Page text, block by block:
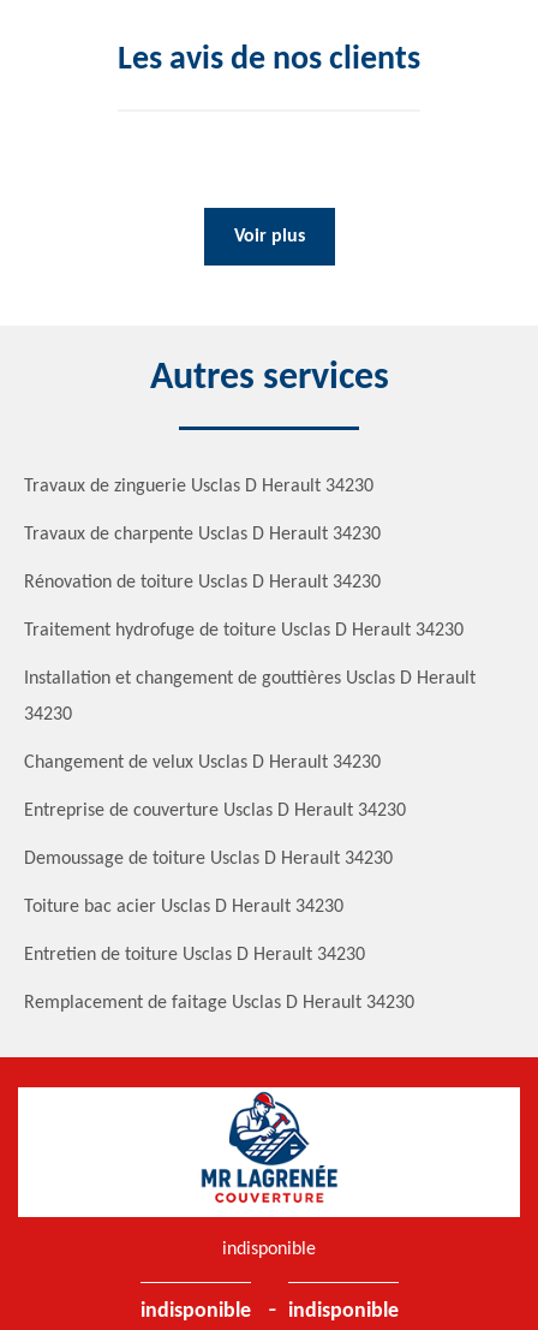
Les avis de nos clients
Voir plus
Autres services
Travaux de zinguerie Usclas D Herault 34230
Travaux de charpente Usclas D Herault 34230
Rénovation de toiture Usclas D Herault 34230
Traitement hydrofuge de toiture Usclas D Herault 34230
Installation et changement de gouttières Usclas D Herault
34230
Changement de velux Usclas D Herault 34230
Entreprise de couverture Usclas D Herault 34230
Demoussage de toiture Usclas D Herault 34230
Toiture bac acier Usclas D Herault 34230
Entretien de toiture Usclas D Herault 34230
Remplacement de faitage Usclas D Herault 34230
indisponible
indisponible - indisponible